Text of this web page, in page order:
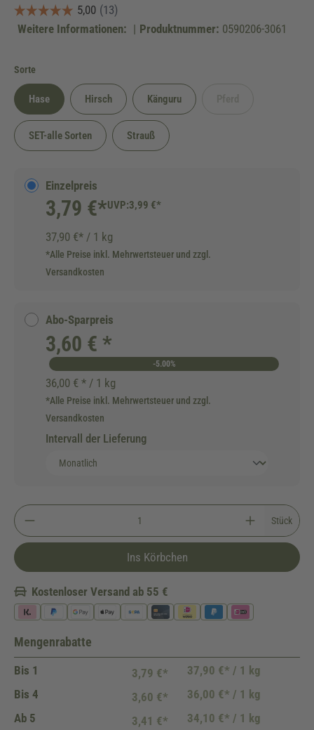
Weitere Informationen: | Produktnummer: 0590206-3061
Sorte
Hase Hirsch Känguru
SET-alle Sorten Strauß
Einzelpreis
3,79 €*UVP:3,99 €*
37,90 €* / 1 kg
*Alle Preise inkl. Mehrwertsteuer und zzgl.
Versandkosten
Abo-Sparpreis
3,60 € *
-5.00%
36,00 € * / 1 kg
*Alle Preise inkl. Mehrwertsteuer und zzgl.
Versandkosten
Intervall der Lieferung
Stück
Ins Körbchen
Kostenloser Versand ab 55 €
Mengenrabatte
Bis 1 3,79 €*
37,90 €* / 1 kg
Bis 4 3,60 €*
36,00 €* / 1 kg
Ab 5 3,41 €* 34,10 €* / 1 kg